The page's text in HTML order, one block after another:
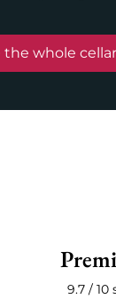
the whole
9.7 / 10